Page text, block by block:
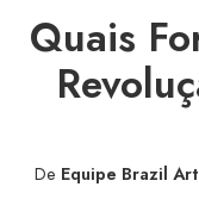
Quais
De Equipe Brazil